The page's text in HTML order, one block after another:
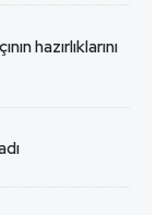
hazırlıklarını